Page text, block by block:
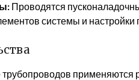
Проводятся
системы и
применяются